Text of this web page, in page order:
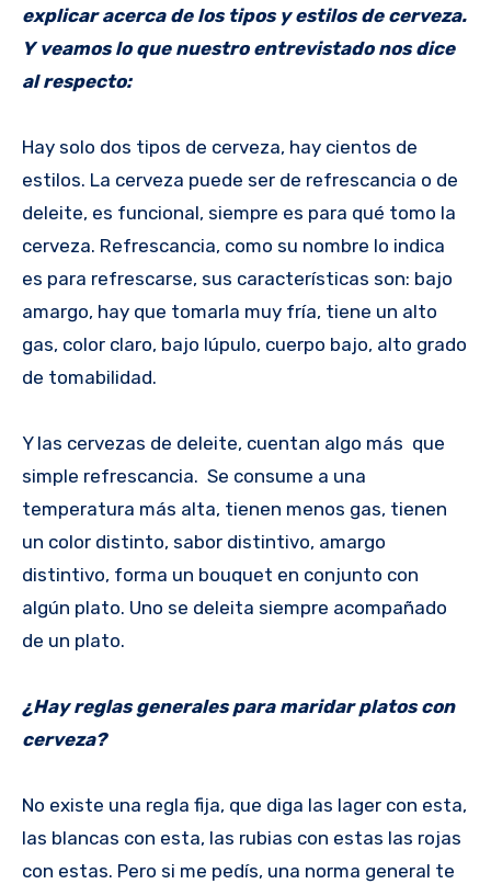
explicar acerca de los tipos y estilos de cerveza.
Y veamos lo que nuestro entrevistado nos dice
al respecto:
Hay solo dos tipos de cerveza, hay cientos de
estilos. La cerveza puede ser de refrescancia o de
deleite, es funcional, siempre es para qué tomo la
cerveza. Refrescancia, como su nombre lo indica
es para refrescarse, sus características son: bajo
amargo, hay que tomarla muy fría, tiene un alto
gas, color claro, bajo lúpulo, cuerpo bajo, alto grado
de tomabilidad.
Y las cervezas de deleite, cuentan algo más que
simple refrescancia. Se consume a una
temperatura más alta, tienen menos gas, tienen
un color distinto, sabor distintivo, amargo
distintivo, forma un bouquet en conjunto con
algún plato. Uno se deleita siempre acompañado
de un plato.
¿Hay reglas generales para maridar platos con
cerveza?
No existe una regla fija, que diga las lager con esta,
las blancas con esta, las rubias con estas las rojas
con estas. Pero si me pedís, una norma general te